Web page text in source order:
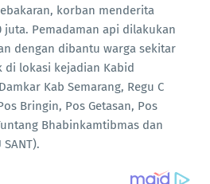
korban menderita
juta. Pemadaman api dilakukan
dengan dibantu warga sekitar
di lokasi kejadian Kabid
Kab Semarang, Regu C
Bringin, Pos Getasan, Pos
Bhabinkamtibmas dan